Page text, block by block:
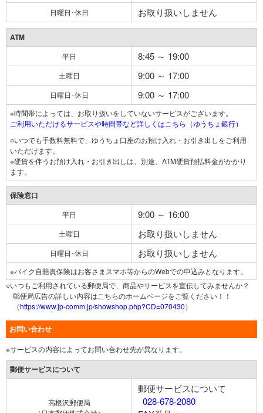
日曜日･休日 お取り扱いしません
ATM
平日 8:45 ～ 19:00
土曜日 9:00 ～ 17:00
日曜日･休日 9:00 ～ 17:00
※時間帯によっては、お取り扱いをしていないサービスがございます。
ご利用いただけるサービスや時間帯など詳しくはこちら（ゆうちょ銀行）
○いつでも手数料無料で、ゆうちょ口座のお預け入れ・お引き出しをご利用
いただけます。
※硬貨を伴うお預け入れ・お引き出しは、別途、ATM硬貨預払料金がかかり
ます。
保険窓口
平日 9:00 ～ 16:00
土曜日 お取り扱いしません
日曜日･休日 お取り扱いしません
※バイク自賠責保険はお客さまスマホ等からのWebでの申込みとなります。
○いつもご利用されている郵便局で、商品やサービスを宣伝してみませんか？
郵便局広告の詳しい内容はこちらのホームページをご覧ください！！
（https://www.jp-comm.jp/showshop.php?CD=070430）
お問い合わせ
※サービスの内容によってお問い合わせ先が異なります。
郵便サービスについて
高根沢郵便局
郵便サービスについて
028-678-2080